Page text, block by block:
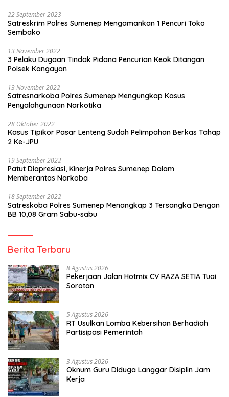
22 September 2023
Satreskrim Polres Sumenep Mengamankan 1 Pencuri Toko
Sembako
13 November 2022
3 Pelaku Dugaan Tindak Pidana Pencurian Keok Ditangan
Polsek Kangayan
13 November 2022
Satresnarkoba Polres Sumenep Mengungkap Kasus
Penyalahgunaan Narkotika
28 Oktober 2022
Kasus Tipikor Pasar Lenteng Sudah Pelimpahan Berkas Tahap
2 Ke-JPU
19 September 2022
Patut Diapresiasi, Kinerja Polres Sumenep Dalam
Memberantas Narkoba
18 September 2022
Satreskoba Polres Sumenep Menangkap 3 Tersangka Dengan
BB 10,08 Gram Sabu-sabu
Berita Terbaru
8 Agustus 2026
Pekerjaan Jalan Hotmix CV RAZA SETIA Tuai
Sorotan
5 Agustus 2026
RT Usulkan Lomba Kebersihan Berhadiah
Partisipasi Pemerintah
3 Agustus 2026
Oknum Guru Diduga Langgar Disiplin Jam
Kerja